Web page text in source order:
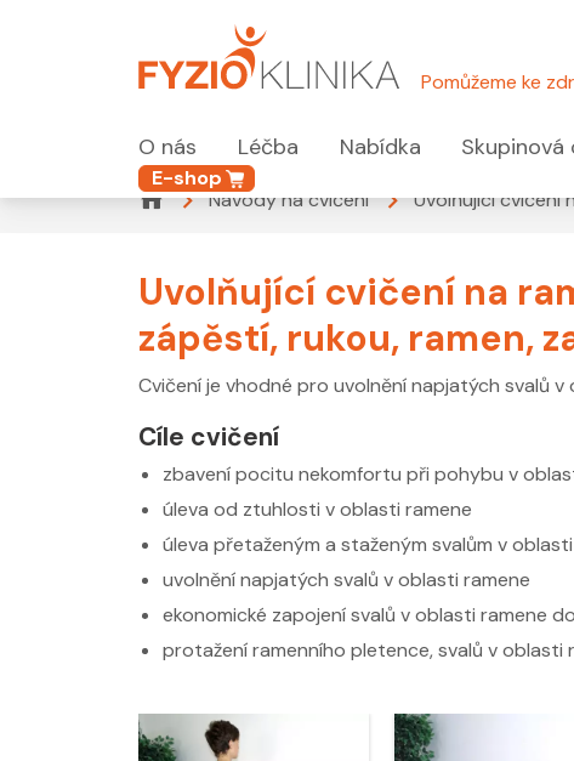
Pomůžeme ke
O nás Léčba Nabídka Skupinová
E-shop
Návody na cvičení
Uvolňující cvičení
Uvolňující cvičení na
zápěstí, rukou, ramen,
Cvičení je vhodné pro uvolnění napjatých svalů v
Cíle cvičení
zbavení pocitu nekomfortu při pohybu v
úleva od ztuhlosti v oblasti ramene
úleva přetaženým a staženým svalům v
uvolnění napjatých svalů v oblasti ramene
ekonomické zapojení svalů v oblasti ramene
protažení ramenního pletence, svalů v oblasti